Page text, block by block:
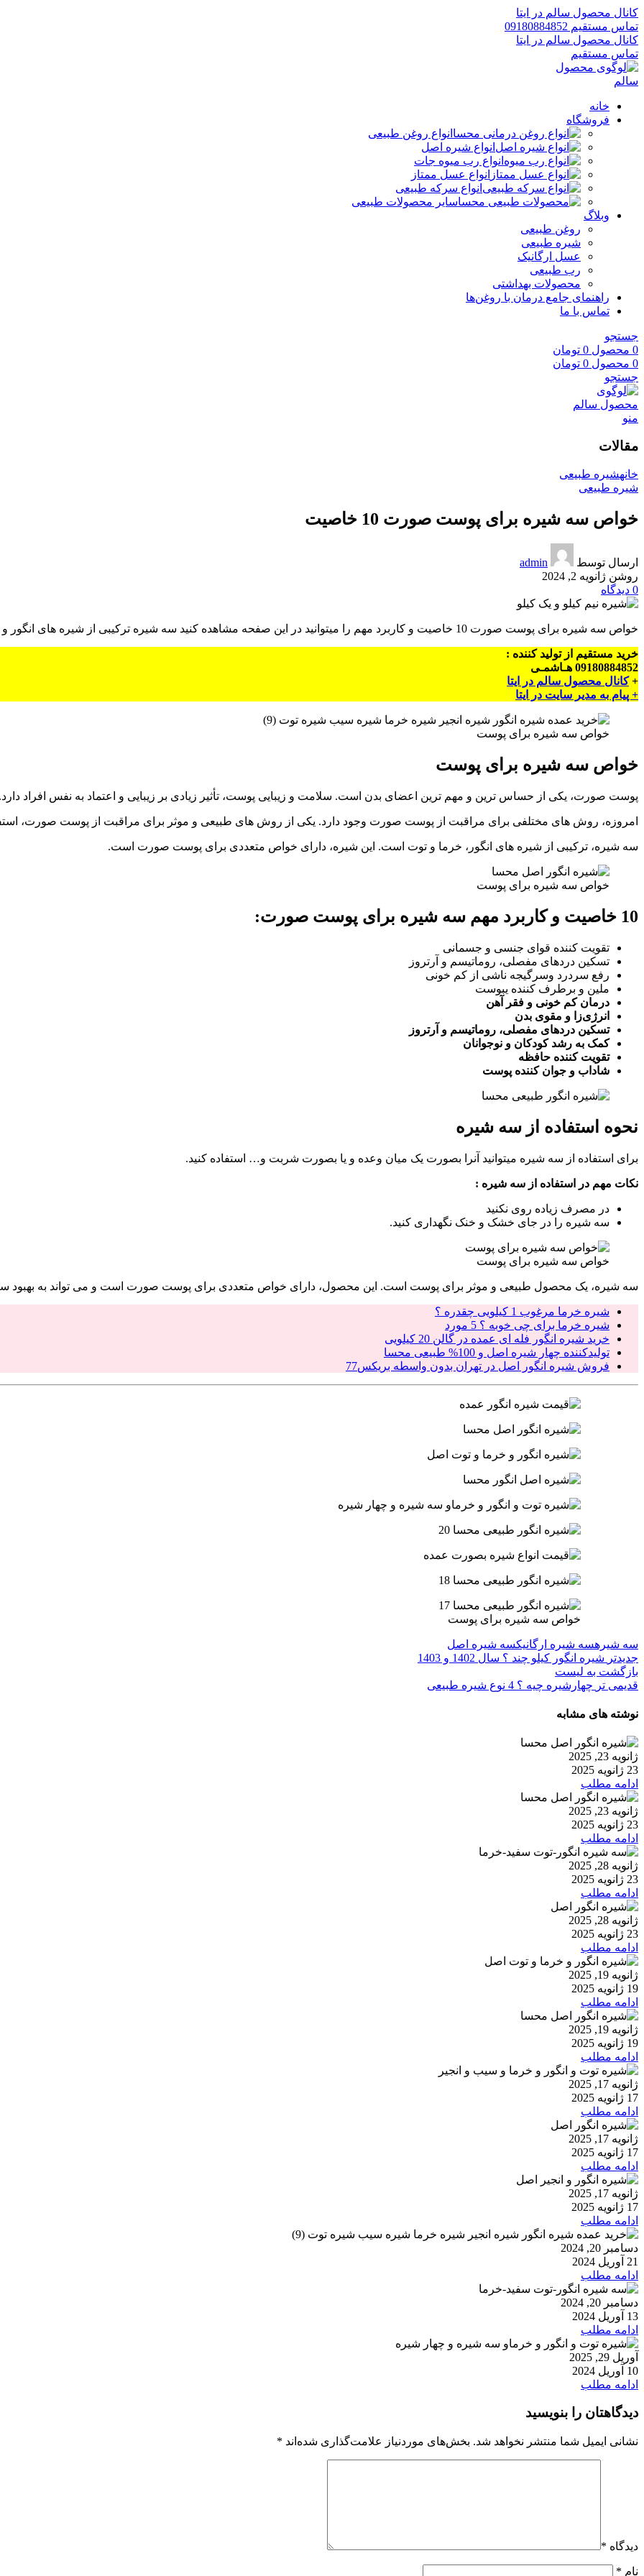
کانال محصول سالم در ایتا
تماس مستقیم 09180884852
کانال محصول سالم در ایتا
تماس مستقیم
خانه
فروشگاه
انواع روغن طبیعی
انواع شیره اصل
انواع رب میوه جات
انواع عسل ممتاز
انواع سرکه طبیعی
سایر محصولات طبیعی
وبلاگ
روغن طبیعی
شیره طبیعی
عسل ارگانیک
رب طبیعی
محصولات بهداشتی
راهنمای جامع درمان با روغن‌ها
تماس با ما
جستجو
0 محصول 0 تومان
0 محصول 0 تومان
جستجو
منو
مقالات
خانهشیره طبیعی
شیره طبیعی
خواص سه شیره برای پوست صورت 10 خاصیت
ارسال توسط
admin
روشن ژانویه 2, 2024
0 دیدگاه
خواص سه شیره برای پوست صورت 10 خاصیت و کاربرد مهم را میتوانید در این صفحه مشاهده کنید سه شیره ترکیبی از شیره های انگور و خرما و توت میباشد.
خرید مستقیم از تولید کننده :
09180884852 هـاشمـی
+کانال محصول سالم در ایتا
+ پیام به مدیر سایت در ایتا
خواص سه شیره برای پوست
خواص سه شیره برای پوست
پوست صورت، یکی از حساس ترین و مهم ترین اعضای بدن است. سلامت و زیبایی پوست، تأثیر زیادی بر زیبایی و اعتماد به نفس افراد دارد.
امروزه، روش های مختلفی برای مراقبت از پوست صورت وجود دارد. یکی از روش های طبیعی و موثر برای مراقبت از پوست صورت،
سه شیره، ترکیبی از شیره های انگور، خرما و توت است. این شیره، دارای خواص متعددی برای پوست صورت است.
خواص سه شیره برای پوست
10 خاصیت و کاربرد مهم سه شیره برای پوست صورت:
تقویت کننده قوای جنسی و جسمانی
تسکین دردهای مفصلی، روماتیسم و آرتروز
رفع سردرد وسرگیجه ناشی از کم خونی
ملین و برطرف کننده یبوست
درمان کم خونی و فقر آهن
انرژی‌زا و مقوی بدن
تسکین دردهای مفصلی، روماتیسم و آرتروز
کمک به رشد کودکان و نوجوانان
تقویت کننده حافظه
شاداب و جوان کننده پوست
نحوه استفاده از سه شیره
برای استفاده از سه شیره میتوانید آنرا بصورت یک میان وعده و یا بصورت شربت و… استفاده کنید.
نکات مهم در استفاده از سه شیره :
در مصرف زیاده روی نکنید
سه شیره را در جای خشک و خنک نگهداری کنید.
خواص سه شیره برای پوست
سه شیره، یک محصول طبیعی و موثر برای پوست است. این محصول، دارای خواص متعددی برای پوست صورت است و می تواند به بهبود
شیره خرما مرغوب 1 کیلویی چقدره ؟
شیره خرما برای چی خوبه ؟ 5 مورد
خرید شیره انگور فله ای عمده در گالن 20 کیلویی
تولیدکننده چهار شیره اصل و 100% طبیعی محسا
فروش شیره انگور اصل در تهران بدون واسطه بریکس77
خواص سه شیره برای پوست
سه شیرهسه شیره ارگانیکسه شیره اصل
جدیدتر شیره انگور کیلو چند ؟ سال 1402 و 1403
بازگشت به لیست
قدیمی تر چهارشیره چیه ؟ 4 نوع شیره طبیعی
نوشته های مشابه
ژانویه 23, 2025
23 ژانویه 2025
ادامه مطلب
ژانویه 23, 2025
23 ژانویه 2025
ادامه مطلب
ژانویه 28, 2025
23 ژانویه 2025
ادامه مطلب
ژانویه 28, 2025
23 ژانویه 2025
ادامه مطلب
ژانویه 19, 2025
19 ژانویه 2025
ادامه مطلب
ژانویه 19, 2025
19 ژانویه 2025
ادامه مطلب
ژانویه 17, 2025
17 ژانویه 2025
ادامه مطلب
ژانویه 17, 2025
17 ژانویه 2025
ادامه مطلب
ژانویه 17, 2025
17 ژانویه 2025
ادامه مطلب
دسامبر 20, 2024
21 آوریل 2024
ادامه مطلب
دسامبر 20, 2024
13 آوریل 2024
ادامه مطلب
آوریل 29, 2025
10 آوریل 2024
ادامه مطلب
دیدگاهتان را بنویسید
نشانی ایمیل شما منتشر نخواهد شد. بخش‌های موردنیاز علامت‌گذاری شده‌اند *
دیدگاه *
نام *